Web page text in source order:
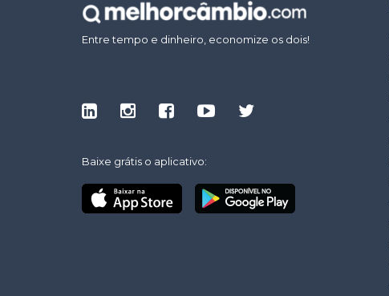
Entre tempo e dinheiro, economize os dois!
Baixe grátis o aplicativo: